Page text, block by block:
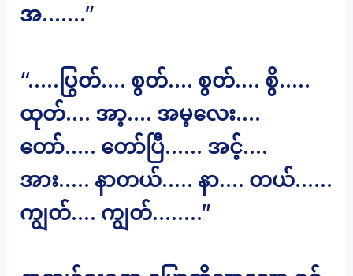
အ…….”
“…..ပြွတ်…. စွတ်…. စွတ်…. စွိ…..
ထုတ်…. အာ့…. အမ့လေး….
တော်….. တော်ပြီ…… အင့်….
အား….. နာတယ်….. နာ…. တယ်……
ကျွတ်…. ကျွတ်……..”